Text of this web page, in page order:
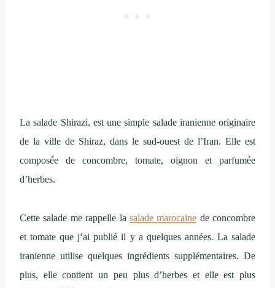
La salade Shirazi, est une simple salade iranienne originaire
de la ville de Shiraz, dans le sud-ouest de l’Iran. Elle est
composée de concombre, tomate, oignon et parfumée
d’herbes.
Cette salade me rappelle la salade marocaine de concombre
et tomate que j’ai publié il y a quelques années. La salade
iranienne utilise quelques ingrédients supplémentaires. De
plus, elle contient un peu plus d’herbes et elle est plus